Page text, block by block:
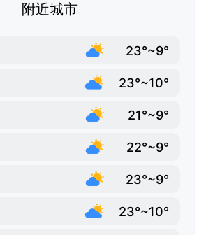
附近城市
23°~9°
23°~10°
21°~9°
22°~9°
23°~9°
23°~10°